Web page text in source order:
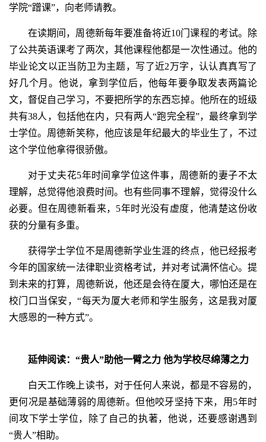
学院“蹭课”，向老师请教。
在读期间，周德新每年要准备将近10门课程的考试。除
了公共英语课考了两次，其他课程他都是一次性通过。他的
毕业论文以正当防卫为主题，写了近2万字，认认真真写了
好几个月。他说，拿到学位后，他每年要争取发表两篇论
文，督促自己学习，不要把所学的东西忘掉。他所在的班级
共有38人，包括他在内，只有两人“跑完全程”，最终拿到学
士学位。周德新笑称，他应该是年纪最大的毕业生了，不过
这个学位他拿得很骄傲。
对于丈夫花5年时间拿学位这件事，周德新的妻子不太
理解，总觉得他浪费时间。也有些同事不理解，觉得没什么
必要。但在周德新看来，5年时光没有虚度，他清楚这份收
获的分量有多重。
获得学士学位不是周德新学业生涯的终点，他已经报考
今年的国家统一法律职业资格考试，并对考试满怀信心。提
到未来的打算，周德新说，他还是会待在厦大，哪怕还是在
校门口当保安，“每天为厦大老师和学生服务，这是我对厦
大感恩的一种方式”。
延伸阅读：“贵人”助他一臂之力 他为学校尽绵薄之力
白天工作晚上读书，对于任何人来说，都是不容易的，
更何况是基础薄弱的周德新。但他咬牙坚持下来，用5年时
间攻下学士学位，除了自己的执著，他说，还要感谢遇到
“贵人”相助。